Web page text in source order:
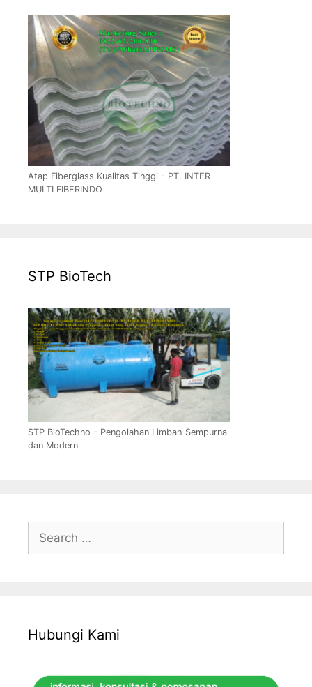
Atap Fiberglass Kualitas Tinggi - PT. INTER
MULTI FIBERINDO
STP BioTech
STP BioTechno - Pengolahan Limbah Sempurna
dan Modern
for:
Hubungi Kami